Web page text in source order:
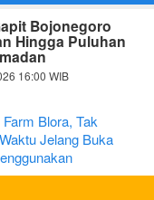
Bojonegoro
Hingga Puluhan
16:00 WIB
Blora, Tak
Jelang Buka